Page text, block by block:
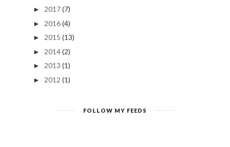
► 2017(7)
► 2016(4)
► 2015 (13)
► 2014(2)
► 2013 (1)
► 2012 (1)
FOLLOW MY FEEDS